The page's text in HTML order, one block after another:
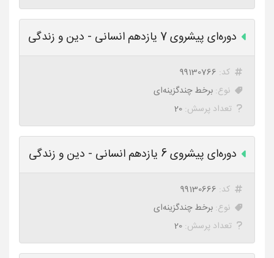
دوره‌ای پیشروی 7 یازدهم انسانی - دین و زندگی
کد: 99130766
نوع: برخط چندگزینه‌ای
تعداد پرسش: 20
دوره‌ای پیشروی 6 یازدهم انسانی - دین و زندگی
کد: 99130666
نوع: برخط چندگزینه‌ای
تعداد پرسش: 20